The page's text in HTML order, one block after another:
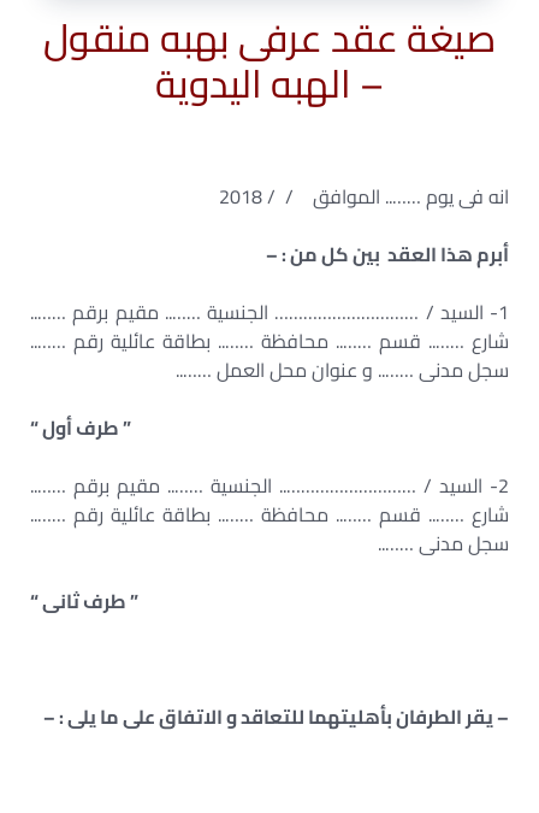
صيغة عقد عرفى بهبه منقول
– الهبه اليدوية
انه فى يوم …….. الموافق / / 2018
أبرم هذا العقد بين كل من : –
1- السيد / ………………………… الجنسية …….. مقيم برقم ……..
شارع …….. قسم …….. محافظة …….. بطاقة عائلية رقم ……..
سجل مدنى …….. و عنوان محل العمل ……..
” طرف أول “
2- السيد / ……………………….. الجنسية …….. مقيم برقم ……..
شارع …….. قسم …….. محافظة …….. بطاقة عائلية رقم ……..
سجل مدنى ……..
” طرف ثانى “
– يقر الطرفان بأهليتهما للتعاقد و الاتفاق على ما يلى : –